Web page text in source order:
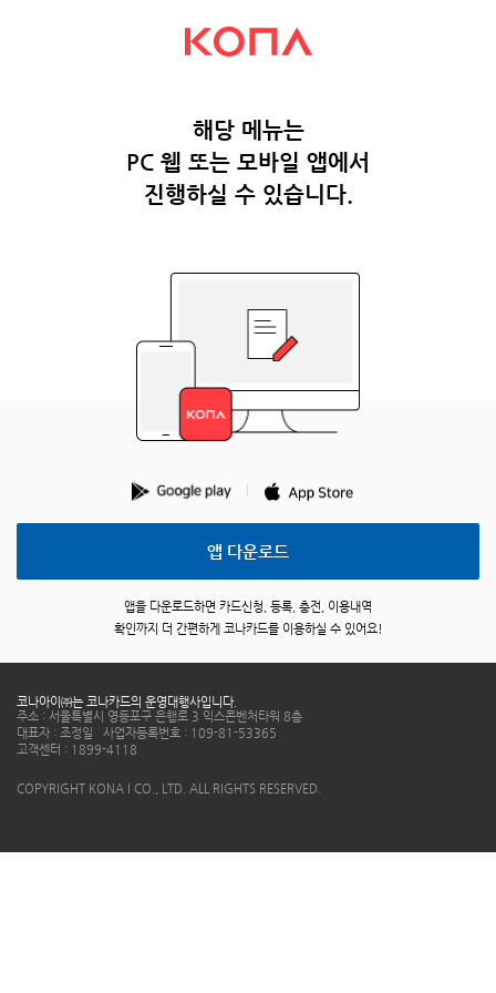
해당 메뉴는
PC 웹 또는 모바일 앱에서
진행하실 수 있습니다.
앱 다운로드
앱을 다운로드하면 카드신청, 등록, 충전, 이용내역
확인까지 더 간편하게 코나카드를이용하실 수 있어요!
코나아이㈜는 코나카드의 운영대행사입니다.
주소 : 서울특별시 영등포구 은행로 3 익스콘벤처타워 8층
대표자 : 조정일 사업자등록번호 : 109-81-53365
고객센터 : 1899-4118
COPYRIGHT KONA I CO., LTD. ALL RIGHTS RESERVED.